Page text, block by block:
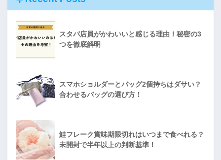
スタバ店員がかわいいと感じる理由！秘密の3
つを徹底解明
スマホショルダーとバッグ2個持ちはダサい？
合わせるバッグの選び方！
鮭フレーク賞味期限切れはいつまで食べれる？
未開封で半年以上の判断基準！